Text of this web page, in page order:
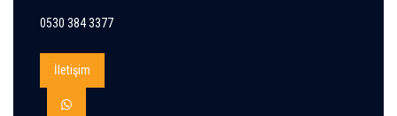
0530 384 3377
İletişim